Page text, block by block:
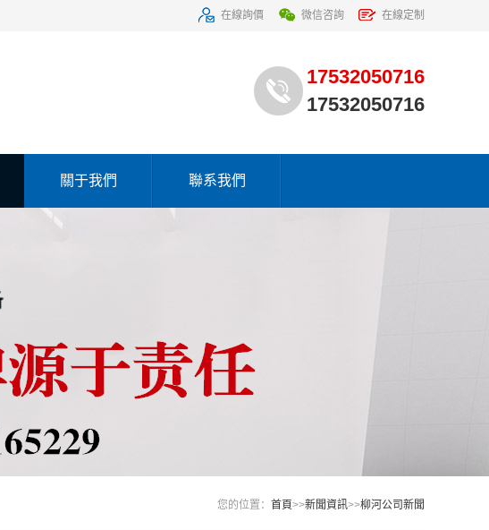
在線詢價 微信咨詢 在線定制
17532050716
17532050716
關于我們 聯系我們
您的位置： 首頁>>新聞資訊>>柳河公司新聞